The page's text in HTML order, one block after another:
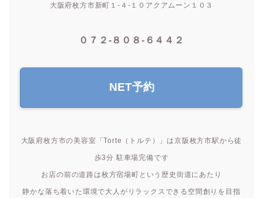
大阪府枚方市新町１-４-１０アクアムーン１０３
０７２-８０８-６４４２
NET予約
大阪府枚方市の美容室「Torte（トルテ）」は京阪枚方市駅から徒
歩3分 駐車場完備です
お店の前の道路は枚方宿場町という歴史街道にあたり
静かな落ち着いた環境で大人がリラックスできる空間創りを目指